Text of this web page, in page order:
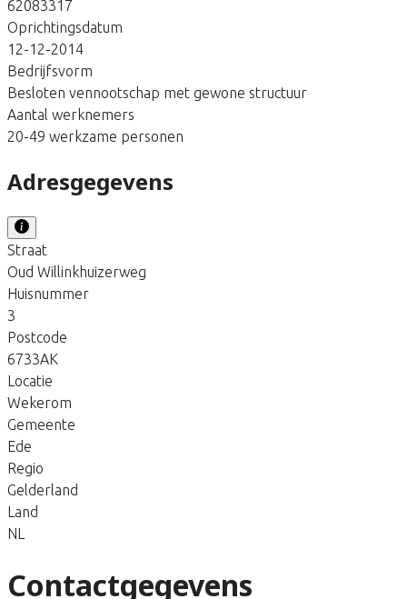
62083317
Oprichtingsdatum
12-12-2014
Bedrijfsvorm
Besloten vennootschap met gewone structuur
Aantal werknemers
20-49 werkzame personen
Adresgegevens
Straat
Oud Willinkhuizerweg
Huisnummer
3
Postcode
6733AK
Locatie
Wekerom
Gemeente
Ede
Regio
Gelderland
Land
NL
Contactgegevens